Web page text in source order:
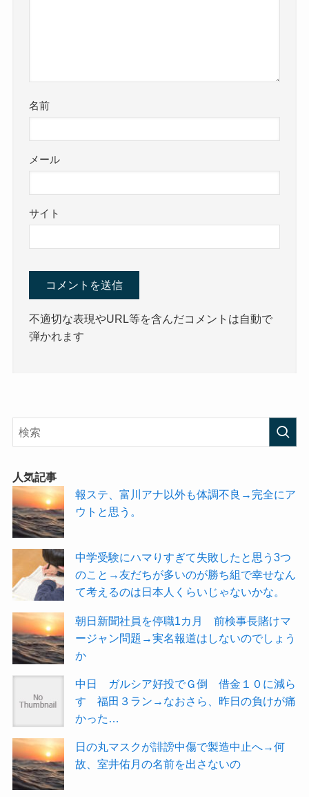
名前
メール
サイト
不適切な表現やURL等を含んだコメントは自動で
弾かれます
人気記事
報ステ、富川アナ以外も体調不良→完全にア
ウトと思う。
中学受験にハマりすぎて失敗したと思う3つ
のこと→友だちが多いのが勝ち組で幸せなん
て考えるのは日本人くらいじゃないかな。
朝日新聞社員を停職1カ月 前検事長賭けマ
ージャン問題→実名報道はしないのでしょう
か
中日 ガルシア好投でＧ倒 借金１０に減ら
す 福田３ラン→なおさら、昨日の負けが痛
かった…
日の丸マスクが誹謗中傷で製造中止へ→何
故、室井佑月の名前を出さないの